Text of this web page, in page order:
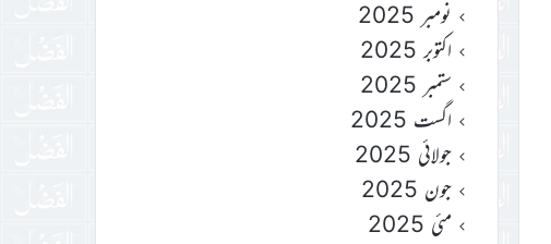
نومبر 2025
اکتوبر 2025
ستمبر 2025
اگست 2025
جولائی 2025
جون 2025
مئی 2025